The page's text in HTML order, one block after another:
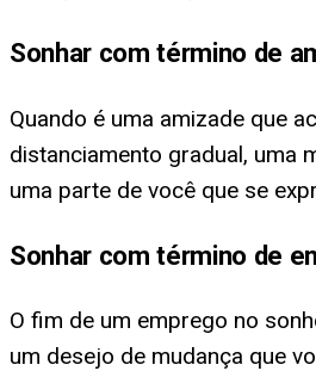
Sonhar com término de
Quando é uma amizade que
distanciamento gradual, uma
uma parte de você que se
Sonhar com término de
O fim de um emprego no
um desejo de mudança que